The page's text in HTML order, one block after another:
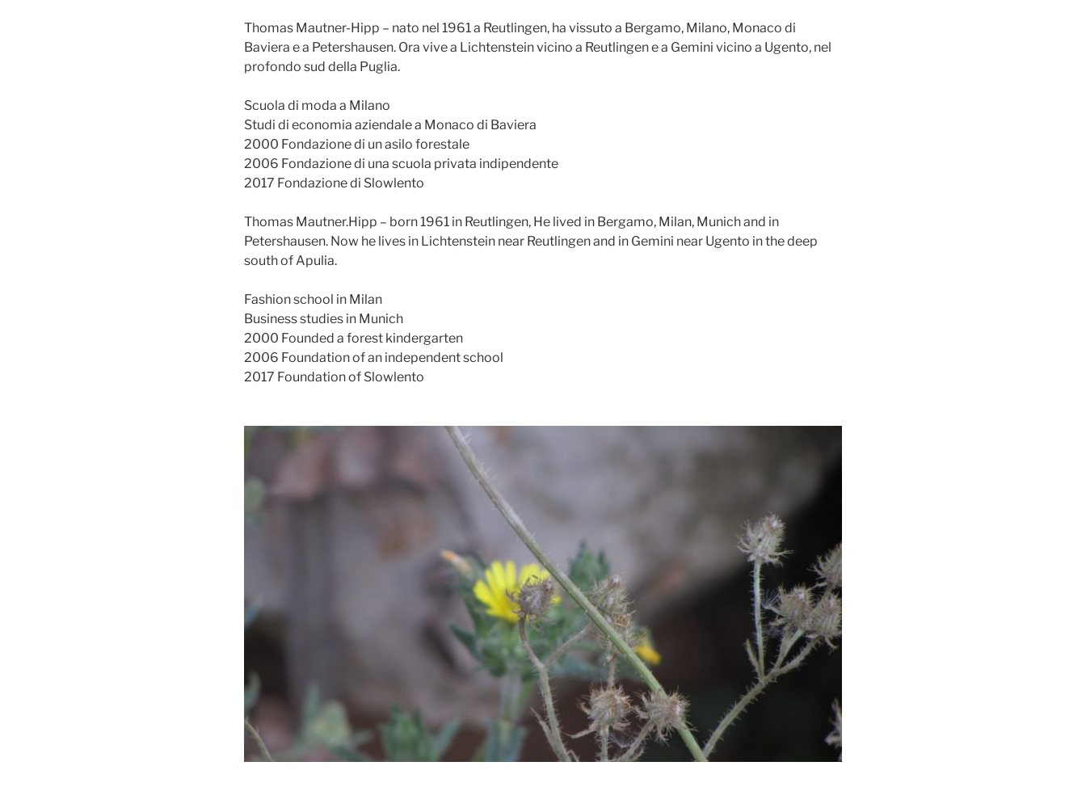
Thomas Mautner-Hipp – nato nel 1961 a Reutlingen, ha vissuto a Bergamo, Milano, Monaco di
Baviera e a Petershausen. Ora vive a Lichtenstein vicino a Reutlingen e a Gemini vicino a Ugento, nel
profondo sud della Puglia.
Scuola di moda a Milano
Studi di economia aziendale a Monaco di Baviera
2000 Fondazione di un asilo forestale
2006 Fondazione di una scuola privata indipendente
2017 Fondazione di Slowlento
Thomas Mautner.Hipp – born 1961 in Reutlingen, He lived in Bergamo, Milan, Munich and in
Petershausen. Now he lives in Lichtenstein near Reutlingen and in Gemini near Ugento in the deep
south of Apulia.
Fashion school in Milan
Business studies in Munich
2000 Founded a forest kindergarten
2006 Foundation of an independent school
2017 Foundation of Slowlento